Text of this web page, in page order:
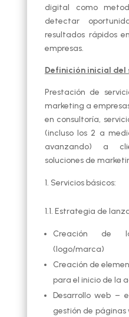
digital como
detectar
resultados rápidos
empresas.
Definición inicial del
Prestación de
marketing a
en consultoría,
(incluso los 2 a
avanzando) a
soluciones de
Servicios básicos:
1.1. Estrategia de
Creación de
(logo/marca)
Creación de
para el inicio de la
Desarrollo web –
gestión de